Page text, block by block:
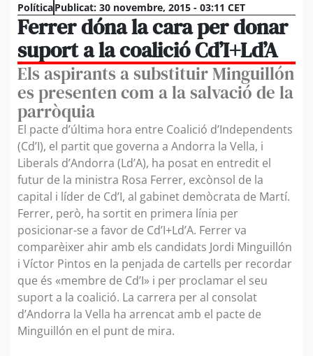
PolíticaPublicat: 30 novembre, 2015 - 03:11 CET
Ferrer dóna la cara per donar
suport a la coalició Cd’I+Ld’A
Els aspirants a substituir Minguillón
es presenten com a la salvació de la
parròquia
El pacte d’última hora entre Coalició d’Independents
(Cd’I), el partit que governa a Andorra la Vella, i
Liberals d’Andorra (Ld’A), ha posat en entredit el
futur de la ministra Rosa Ferrer, excònsol de la
capital i líder de Cd’I, al gabinet demòcrata de Martí.
Ferrer, però, ha sortit en primera línia per
posicionar-se a favor de Cd’I+Ld’A. Ferrer va
comparèixer ahir amb els candidats Jordi Minguillón
i Víctor Pintos en la penjada de cartells per recordar
que és «membre de Cd’I» i per proclamar el seu
suport a la coalició. La carrera per al consolat
d’Andorra la Vella ha arrencat amb el pacte de
Minguillón en el punt de mira.